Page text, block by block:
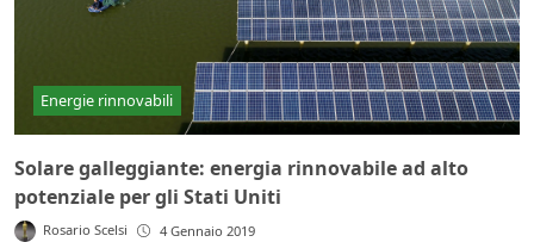
Energie rinnovabili
Solare galleggiante: energia rinnovabile ad alto
potenziale per gli Stati Uniti
Rosario Scelsi 4 Gennaio 2019